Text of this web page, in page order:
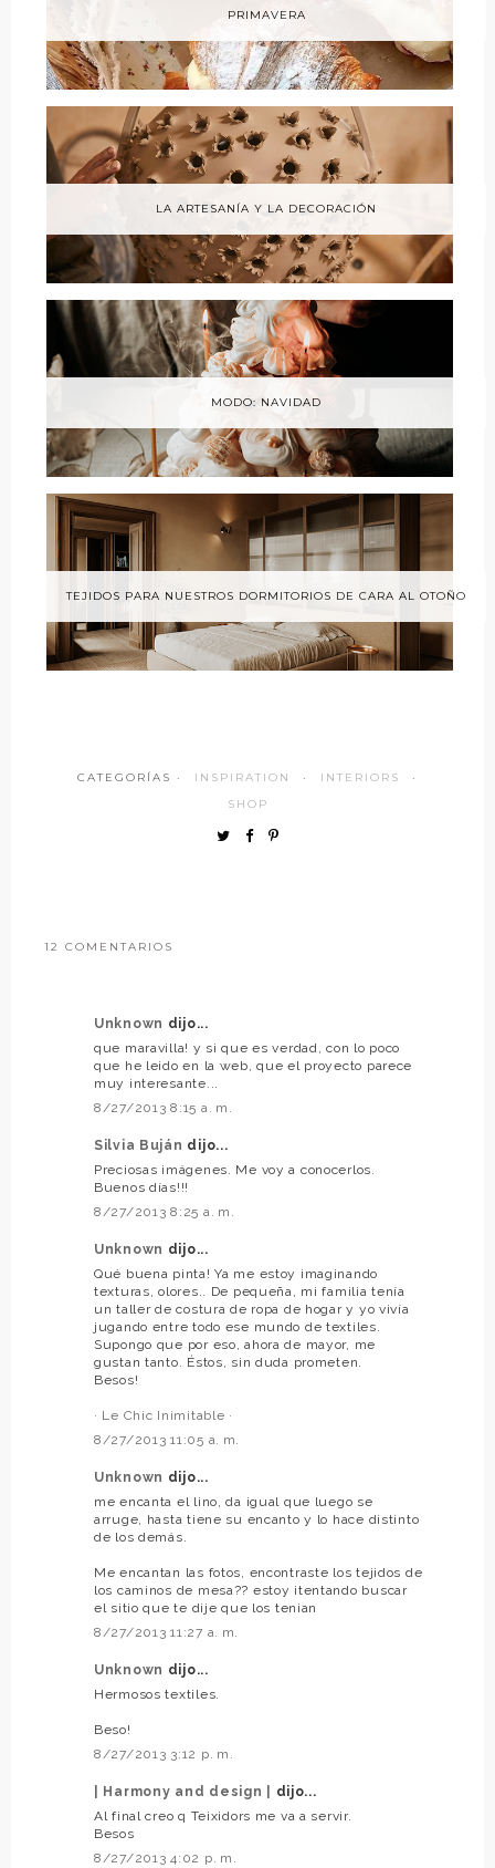
PRIMAVERA
LA ARTESANÍA Y LA DECORACIÓN
MODO: NAVIDAD
TEJIDOS PARA NUESTROS DORMITORIOS DE CARA AL OTOÑO
CATEGORÍAS · INSPIRATION · INTERIORS
·
SHOP
12 COMENTARIOS
Unknown dijo...
que maravilla! y si que es verdad, con lo poco
que he leido en la web, que el proyecto parece
muy interesante...
8/27/2013 8:15 a. m.
Silvia Buján dijo...
Preciosas imágenes. Me voy a conocerlos.
Buenos días!!!
8/27/2013 8:25 a. m.
Unknown dijo...
Qué buena pinta! Ya me estoy imaginando
texturas, olores.. De pequeña, mi familia tenía
un taller de costura de ropa de hogar y yo vivía
jugando entre todo ese mundo de textiles.
Supongo que por eso, ahora de mayor, me
gustan tanto. Éstos, sin duda prometen.
Besos!
· Le Chic Inimitable ·
8/27/2013 11:05 a. m.
Unknown dijo...
me encanta el lino, da igual que luego se
arruge, hasta tiene su encanto y lo hace distinto
de los demás.
Me encantan las fotos, encontraste los tejidos de
los caminos de mesa?? estoy itentando buscar
el sitio que te dije que los tenian
8/27/2013 11:27 a. m.
Unknown dijo...
Hermosos textiles.
Beso!
8/27/2013 3:12 p. m.
| Harmony and design |
dijo...
Al final creo q Teixidors me va a servir.
Besos
8/27/2013 4:02 p. m.